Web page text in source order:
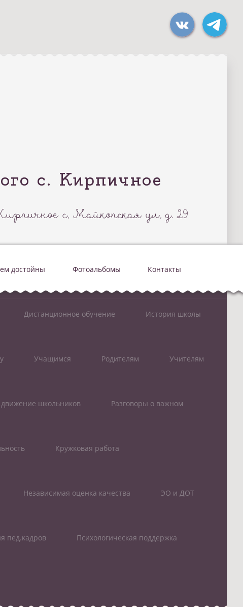
с. Кирпичное
с, Майкопская ул, д. 29
достойны Фотоальбомы Контакты
Дистанционное обучение История школы
Учащимся Родителям Учителям
движение школьников Разговоры о важном
Кружковая работа
Независимая оценка качества ЭО и ДОТ
пед.кадров Психологическая поддержка